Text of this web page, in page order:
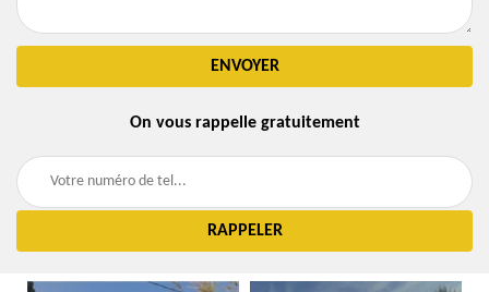
On vous rappelle gratuitement